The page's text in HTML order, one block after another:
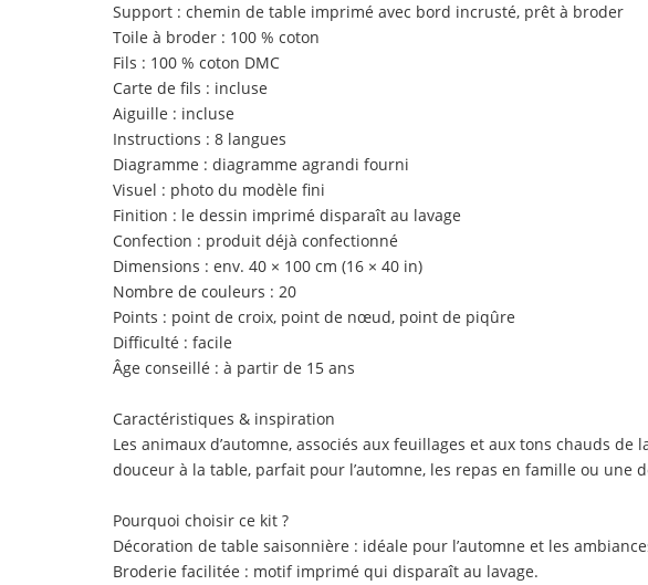
Support : chemin de table imprimé avec bord incrusté, prêt à broder
Toile à broder : 100 % coton
Fils : 100 % coton DMC
Carte de fils : incluse
Aiguille : incluse
Instructions : 8 langues
Diagramme : diagramme agrandi fourni
Visuel : photo du modèle fini
Finition : le dessin imprimé disparaît au lavage
Confection : produit déjà confectionné
Dimensions : env. 40 × 100 cm (16 × 40 in)
Nombre de couleurs : 20
Points : point de croix, point de nœud, point de piqûre
Difficulté : facile
Âge conseillé : à partir de 15 ans
Caractéristiques & inspiration
Les animaux d’automne, associés aux feuillages et aux tons chauds
douceur à la table, parfait pour l’automne, les repas en famille ou une
Pourquoi choisir ce kit ?
Décoration de table saisonnière : idéale pour l’automne et les
Broderie facilitée : motif imprimé qui disparaît au lavage.